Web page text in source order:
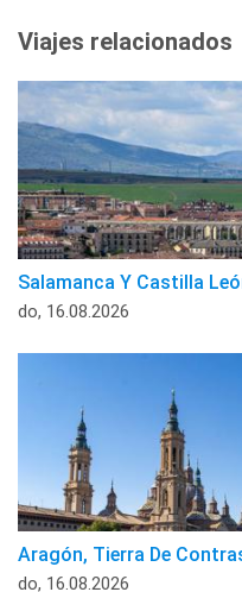
Viajes relacionados
Salamanca Y Castilla
do, 16.08.2026
Aragón, Tierra De
do, 16.08.2026